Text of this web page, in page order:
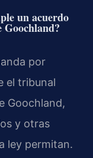
un acuerdo
Goochland?
por
el tribunal
Goochland,
y otras
ley permitan.